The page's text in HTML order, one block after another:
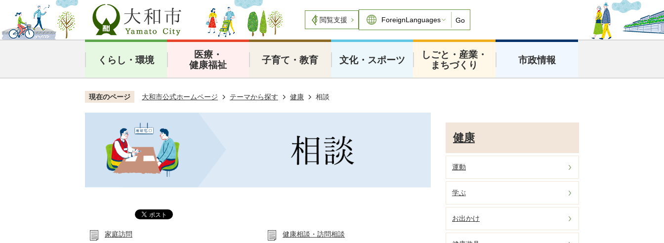
閲覧支援 Go
くらし・環境
医療・
健康福祉
子育て・教育 文化・スポーツ
しごと・産業・
まちづくり
市政情報
現在のページ 大和市公式ホームページ テーマから探す 健康 相談
家庭訪問 健康相談・訪問相談
健康
運動
学ぶ
お出かけ